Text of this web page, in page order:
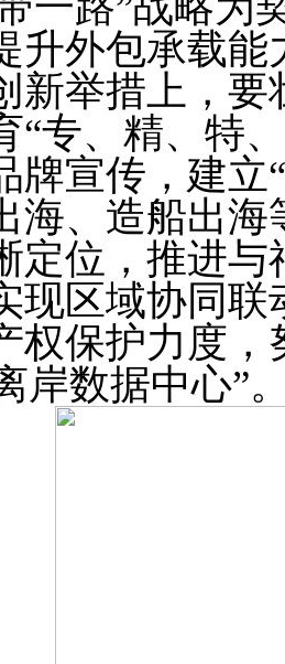
升外包承载能
举措上，要
“专、精、特
牌宣传，建立
海、造船出
定位，推进
现区域协同
权保护力度，
岸数据中心”